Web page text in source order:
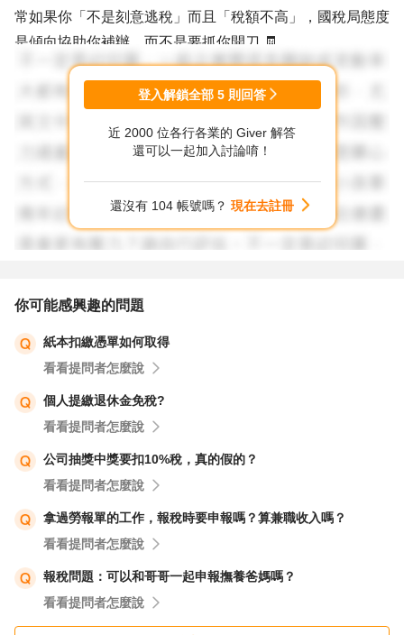
常如果你「不是刻意逃稅」而且「稅額不高」，國稅局態度
是傾向協助你補辦，而不是要抓你開刀 🧾。
至於查稅，不會因為「忘記報一次」就立刻被盯上，但長期
累犯就不一定了。所以這次處理好，未來就可以安心！
🔸 2. 現在補報還來得及嗎？流程是什麼？
簡單來說就是自己主動去補報，而且還比被通知來得好（也
比較輕罰）。
局服務櫃檯，告知「想補報去年的綜所稅」。
現場人員會協助你試算、填表，還可以一起補繳完稅款。
若你有自然人憑證或行動自然人憑證，其實也能透過網路報
⚠️ 提醒你：補報越快越好，利息會每天計算。別再拖了！
你已經發現了，下一步就勇敢面對 👣
最後，給你一點心理支持 ❤️
有時候我們就是太拼、太在意手邊的事，才會不小心忽略這
登入解鎖全部 5 則回答
近 2000 位各行各業的 Giver 解答
還可以一起加入討論唷！
還沒有 104 帳號嗎？ 現在去註冊
你可能感興趣的問題
紙本扣繳憑單如何取得
看看提問者怎麼說
個人提繳退休金免稅?
看看提問者怎麼說
公司抽獎中獎要扣10%稅，真的假的？
看看提問者怎麼說
拿過勞報單的工作，報稅時要申報嗎？算兼職收入嗎？
看看提問者怎麼說
報稅問題：可以和哥哥一起申報撫養爸媽嗎？
看看提問者怎麼說